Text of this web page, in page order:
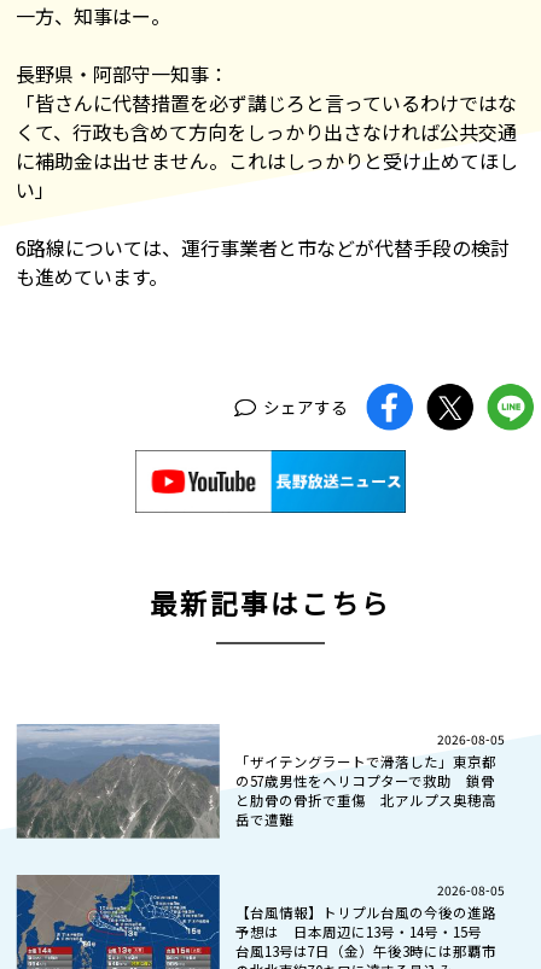
一方、知事はー。
長野県・阿部守一知事：
「皆さんに代替措置を必ず講じろと言っているわけではな
くて、行政も含めて方向をしっかり出さなければ公共交通
に補助金は出せません。これはしっかりと受け止めてほし
い」
6路線については、運行事業者と市などが代替手段の検討
も進めています。
シェアする
最新記事はこちら
2026-08-05
「ザイテングラートで滑落した」東京都
の57歳男性をヘリコプターで救助 鎖骨
と肋骨の骨折で重傷 北アルプス奥穂高
岳で遭難
2026-08-05
【台風情報】トリプル台風の今後の進路
予想は 日本周辺に13号・14号・15号
台風13号は7日（金）午後3時には那覇市